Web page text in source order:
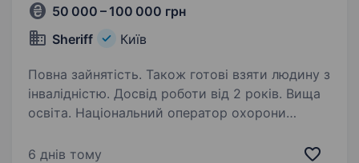
50 000 – 100 000 грн
Sheriff
Київ
Повна зайнятість. Також готові взяти людину з
інвалідністю. Досвід роботи від 2 років. Вища
освіта. Національний оператор охорони
а команда професіоналів, об'єднаних спільною
6 днів тому